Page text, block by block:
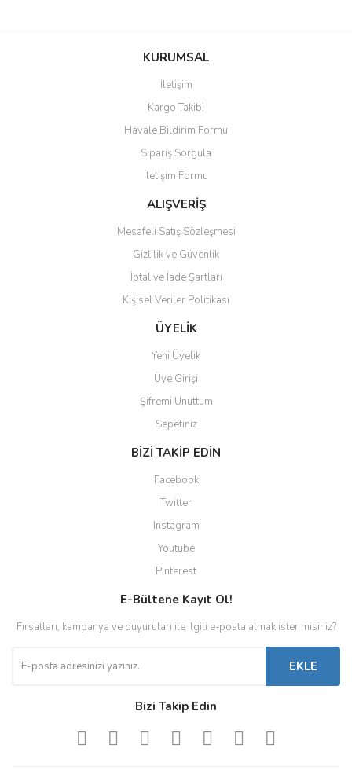
Bu ürüne ilk yorumu siz yapın!
Ürün resmi kalitesiz, bozuk veya görüntülenemiyor.
Ürün açıklamasında eksik bilgiler bulunuyor.
Ürün bilgilerinde hatalar bulunuyor.
Ürün fiyatı diğer sitelerden daha pahalı.
Bu ürüne benzer farklı alternatifler olmalı.
Gönder
KURUMSAL
İletişim
Kargo Takibi
Havale Bildirim Formu
Sipariş Sorgula
İletişim Formu
ALIŞVERİŞ
Mesafeli Satış Sözleşmesi
Gizlilik ve Güvenlik
İptal ve İade Şartları
Kişisel Veriler Politikası
ÜYELİK
Yeni Üyelik
Üye Girişi
Şifremi Unuttum
Sepetiniz
BİZİ TAKİP EDİN
Facebook
Twitter
Instagram
Youtube
Pinterest
E-Bültene Kayıt Ol!
Fırsatları, kampanya ve duyuruları ile ilgili e-posta almak ister misiniz?
EKLE
Bizi Takip Edin